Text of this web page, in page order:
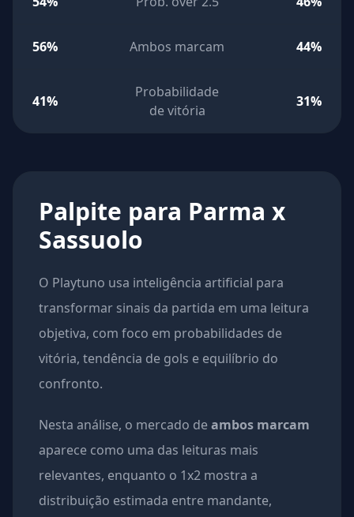
56% Ambos marcam 44%
41%
Probabilidade
de vitória
31%
Palpite para Parma x
Sassuolo
O Playtuno usa inteligência artificial para
transformar sinais da partida em uma leitura
objetiva, com foco em probabilidades de
vitória, tendência de gols e equilíbrio do
confronto.
Nesta análise, o mercado deambos marcam
aparece como uma das leituras mais
relevantes, enquanto o 1x2 mostra a
distribuição estimada entre mandante,